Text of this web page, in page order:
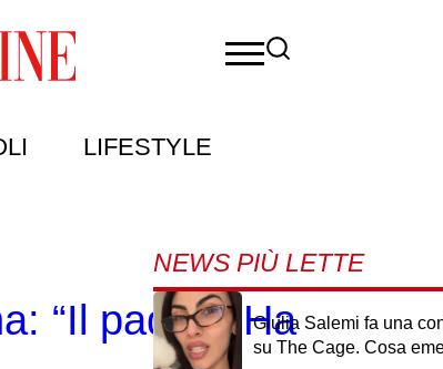
LIFESTYLE
“Il padre? Ha
NEWS PIÙ LETTE
Giulia Salemi fa una
su The Cage. Cosa